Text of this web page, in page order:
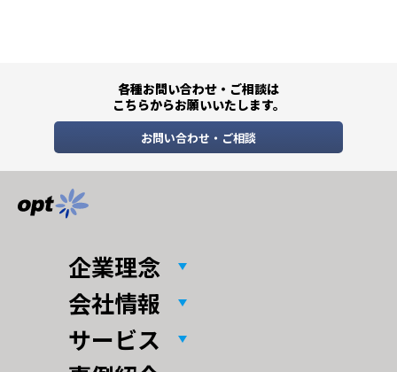
各種お問い合わせ・ご相談は
こちらからお願いいたします。
お問い合わせ・ご相談
企業理念
会社情報
サービス